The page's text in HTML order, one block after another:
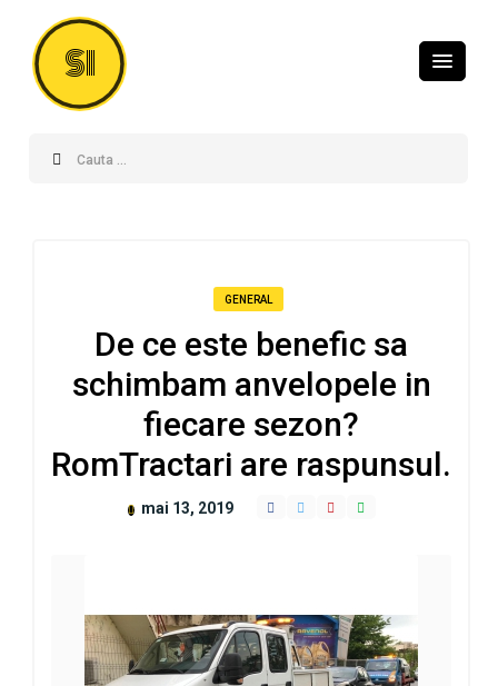
SI
GENERAL
De ce este benefic sa
schimbam anvelopele in
fiecare sezon?
RomTractari are raspunsul.
mai 13, 2019